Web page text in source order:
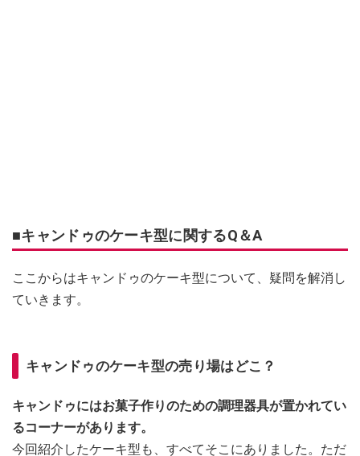
■キャンドゥのケーキ型に関するQ＆A
ここからはキャンドゥのケーキ型について、疑問を解消し
ていきます。
キャンドゥのケーキ型の売り場はどこ？
キャンドゥにはお菓子作りのための調理器具が置かれてい
るコーナーがあります。
今回紹介したケーキ型も、すべてそこにありました。ただ